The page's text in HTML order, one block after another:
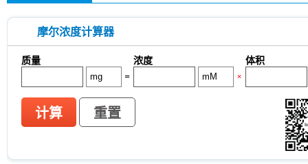
摩尔浓度计算器
质量 浓度
体积
=
×
计算 重置